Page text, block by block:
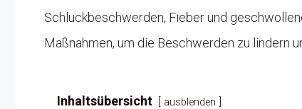
Schluckbeschwerden, Fieber und
Maßnahmen, um die Beschwerden zu lindern
Inhaltsübersicht ausblenden